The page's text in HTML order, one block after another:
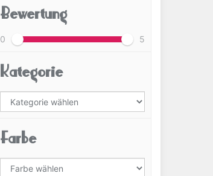
Bewertung
0 5
Kategorie
Farbe